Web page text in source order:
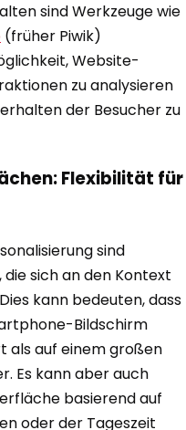
sind Werkzeuge wie
(früher Piwik)
Website-
zu analysieren
der Besucher zu
Flexibilität für
sind
sich an den Kontext
kann bedeuten, dass
Bildschirm
als auf einem großen
Es kann aber auch
basierend auf
oder der Tageszeit